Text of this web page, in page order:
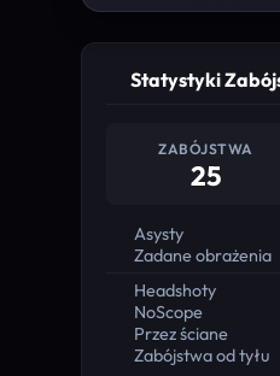
Statystyki
ZABÓJSTWA
25
Asysty
Zadane obrażenia
Headshoty
NoScope
Przez ściane
Zabójstwa od tyłu